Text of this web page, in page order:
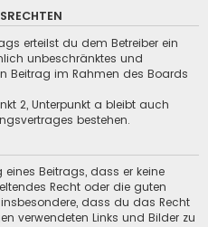
erteilst du dem Betreiber ein
unbeschränktes und
Beitrag im Rahmen des Boards
2, Unterpunkt a bleibt auch
bestehen.
eines Beitrags, dass er keine
Recht oder die guten
dass du das Recht
verwendeten Links und Bilder zu